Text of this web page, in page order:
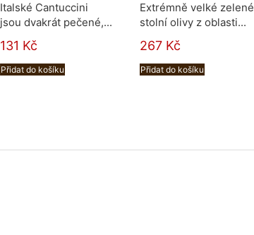
Italské Cantuccini
jsou dvakrát pečené,...
131 Kč
Přidat do košíku
Extrémně velké zelené
stolní olivy z oblasti...
267 Kč
Přidat do košíku